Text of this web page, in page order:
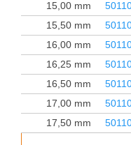
15,00 mm
15,50 mm
16,00 mm
16,25 mm
16,50 mm
17,00 mm
17,50 mm